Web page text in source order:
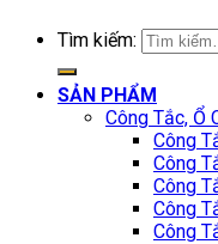
Tìm kiếm:
SẢN PHẨM
Công Tắc, Ổ
Công
Công
Công
Công
Công